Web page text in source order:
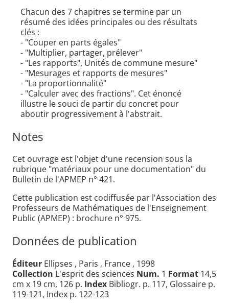
Chacun des 7 chapitres se termine par un
résumé des idées principales ou des résultats
clés :
- "Couper en parts égales"
- "Multiplier, partager, prélever"
- "Les rapports", Unités de commune mesure"
- "Mesurages et rapports de mesures"
- "La proportionnalité"
- "Calculer avec des fractions". Cet énoncé
illustre le souci de partir du concret pour
aboutir progressivement à l'abstrait.
Notes
Cet ouvrage est l'objet d'une recension sous la
rubrique "matériaux pour une documentation" du
Bulletin de l'APMEP n° 421.
Cette publication est codiffusée par l'Association des
Professeurs de Mathématiques de l'Enseignement
Public (APMEP) : brochure n° 975.
Données de publication
Éditeur Ellipses , Paris , France , 1998
Collection L'esprit des sciences Num. 1 Format 14,5
cm x 19 cm, 126 p. Index Bibliogr. p. 117, Glossaire p.
119-121, Index p. 122-123